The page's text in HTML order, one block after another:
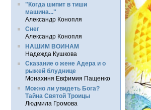
"Когда шипит в тиши
машина..."
Александр Конопля
Снег
Александр Конопля
НАШИМ ВОИНАМ
Надежда Кушкова
Сказание о жене Адера и о
рыжей блуднице
Монахиня Евфимия Пащенко
Можно ли увидеть Бога?
Тайна Святой Троицы
Людмила Громова